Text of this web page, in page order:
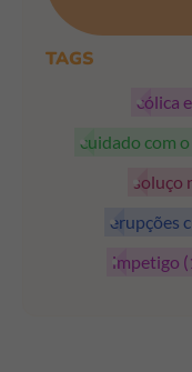
TAGS
cólica
cuidado com
soluço
erupções
impetigo